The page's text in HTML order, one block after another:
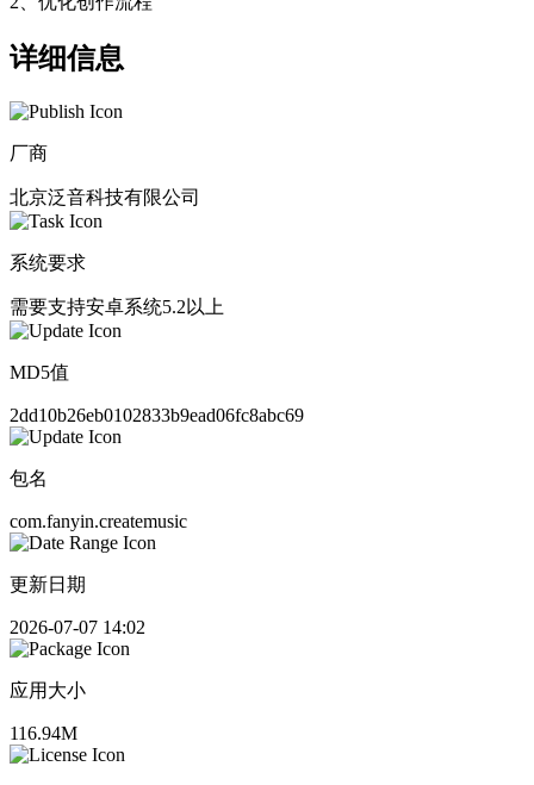
详细信息
厂商
北京泛音科技有限公司
系统要求
需要支持安卓系统5.2以上
MD5值
2dd10b26eb0102833b9ead06fc8abc69
包名
com.fanyin.createmusic
更新日期
2026-07-07 14:02
应用大小
116.94M